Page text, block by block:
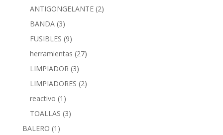
ANTIGONGELANTE (2)
BANDA (3)
FUSIBLES (9)
herramientas (27)
LIMPIADOR (3)
LIMPIADORES (2)
reactivo (1)
TOALLAS (3)
BALERO (1)